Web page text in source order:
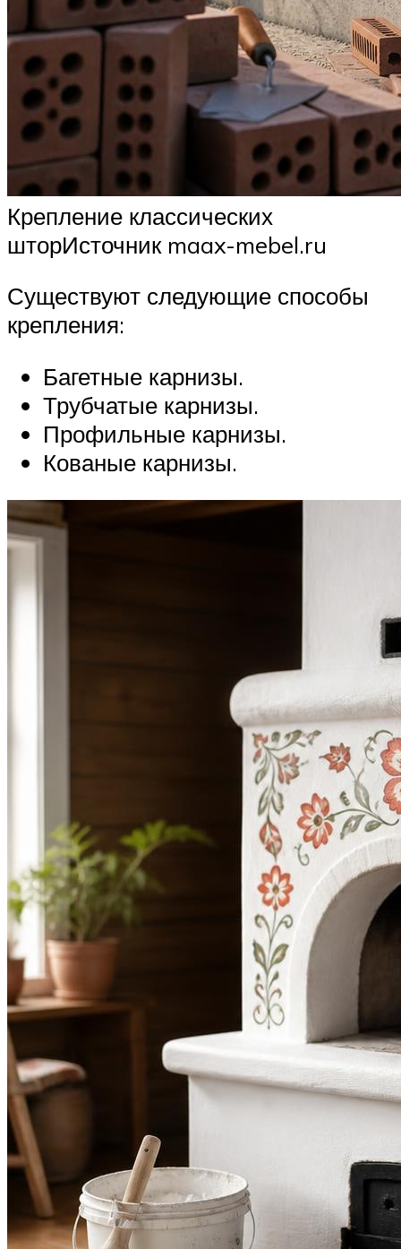
Крепление классических
шторИсточник maax-mebel.ru
Существуют следующие способы
крепления:
Багетные карнизы.
Трубчатые карнизы.
Профильные карнизы.
Кованые карнизы.